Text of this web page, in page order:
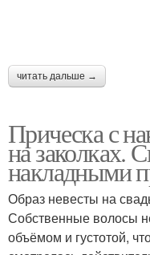
читать дальше →
Прическа с
на заколках.
накладными
Образ невесты на
Собственные волосы
объёмом и густотой,